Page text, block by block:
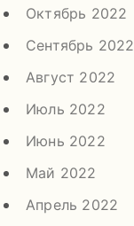
Октябрь 2022
Сентябрь 2022
Август 2022
Июль 2022
Июнь 2022
Май 2022
Апрель 2022